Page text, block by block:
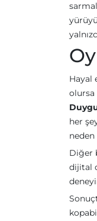
Hayal
olursa
her
neden
Diğer
dijital